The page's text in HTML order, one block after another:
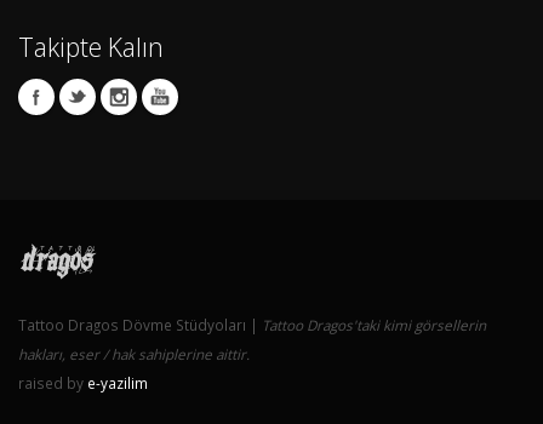
Takipte Kalın
Tattoo Dragos Dövme Stüdyoları | Tattoo Dragos'taki kimi görsellerin
hakları, eser / hak sahiplerine aittir.
raised by e-yazilim